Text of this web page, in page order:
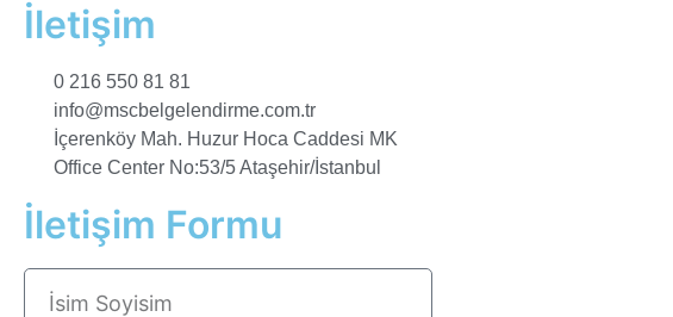
İletişim
0 216 550 81 81
info@mscbelgelendirme.com.tr
İçerenköy Mah. Huzur Hoca Caddesi MK
Office Center No:53/5 Ataşehir/İstanbul
İletişim Formu